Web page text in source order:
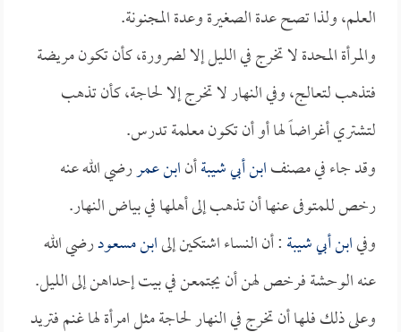
العلم، ولذا تصح عدة الصغيرة وعدة المجنونة.
والمرأة المحدة لا تخرج في الليل إلا لضرورة، كأن تكون مريضة
فتذهب لتعالج، وفي النهار لا تخرج إلا لحاجة، كأن تذهب
لتشتري أغراضاً لها أو أن تكون معلمة تدرس.
وقد جاء في مصنفابن أبي شيبةأنابن عمررضي الله عنه
رخص للمتوفى عنها أن تذهب إلى أهلها في بياض النهار.
وفيابن أبي شيبة: أن النساء اشتكين إلىابن مسعودرضي الله
عنه الوحشة فرخص لهن أن يجتمعن في بيت إحداهن إلى الليل.
وعلى ذلك فلها أن تخرج في النهار لحاجة مثل امرأة لها غنم فتريد